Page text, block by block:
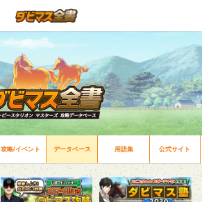
攻略/イベント データベース 用語集 公式サイト